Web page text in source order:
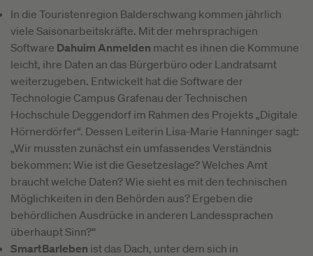
In die Touristenregion Balderschwang kommen jährlich
viele Saisonarbeitskräfte. Mit der mehrsprachigen
Software Dahuim Anmelden macht es ihnen die Kommune
leicht, ihre Daten an das Bürgerbüro oder Landratsamt
weiterzugeben. Entwickelt hat die Software der
Technologie Campus Grafenau der Technischen
Hochschule Deggendorf im Rahmen des Projekts „Digitale
Hörnerdörfer“. Dessen Leiterin Lisa-Marie Hanninger sagt:
„Wir mussten zunächst ein umfassendes Verständnis
bekommen: Wie ist die Gesetzeslage? Welches Amt
braucht welche Daten? Wie sieht es mit den technischen
Möglichkeiten in den Behörden aus? Ergeben die
behördlichen Ausdrücke in anderen Landessprachen
überhaupt Sinn?“
SmartBarleben ist das Dach, unter dem sich in